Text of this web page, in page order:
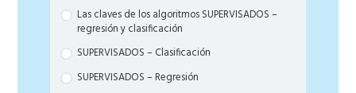
Las claves de los algoritmos SUPERVISADOS –
regresión y clasificación
SUPERVISADOS – Clasificación
SUPERVISADOS – Regresión